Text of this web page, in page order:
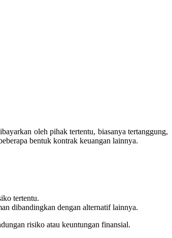
oleh pihak tertentu, biasanya tertanggung,
bentuk kontrak keuangan lainnya.
tertentu.
dibandingkan dengan alternatif lainnya.
risiko atau keuntungan finansial.